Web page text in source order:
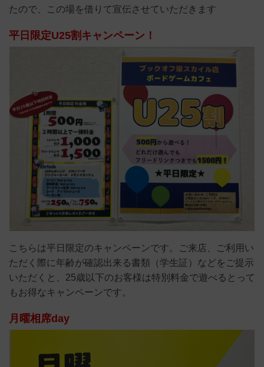
たので、この場を借りて宣伝させていただきます
平日限定U25割キャンペーン！
こちらは平日限定のキャンペーンです。ご来店、ご利用い
ただく際に年齢が確認出来る書類（学生証）などをご提示
いただくと、25歳以下のお客様は特別料金で遊べるとって
もお得なキャンペーンです。
月曜相席day